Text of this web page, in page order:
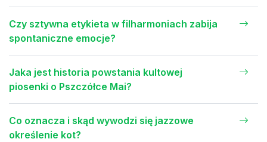
Czy sztywna etykieta w filharmoniach zabija
spontaniczne emocje?
Jaka jest historia powstania kultowej
piosenki o Pszczółce Mai?
Co oznacza i skąd wywodzi się jazzowe
określenie kot?